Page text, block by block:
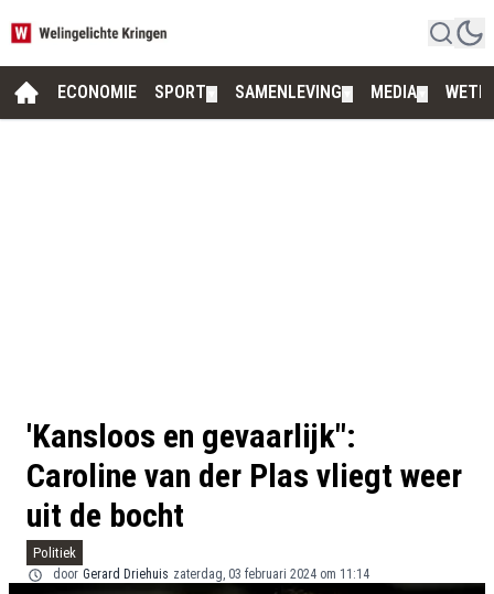
ECONOMIE SPORT SAMENLEVING MEDIA
'Kansloos en gevaarlijk":
Caroline van der Plas vliegt weer
uit de bocht
Politiek
door Gerard Driehuis zaterdag, 03 februari 2024 om 11:14